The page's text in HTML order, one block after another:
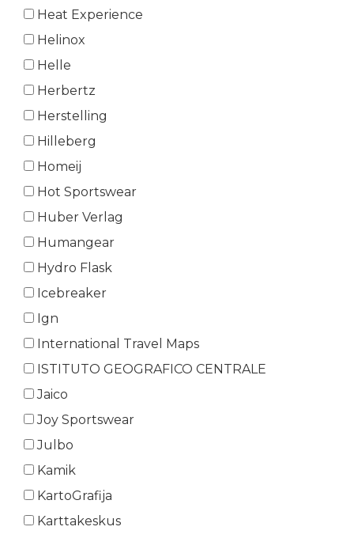
Heat Experience
Helinox
Helle
Herbertz
Herstelling
Hilleberg
Homeij
Hot Sportswear
Huber Verlag
Humangear
Hydro Flask
Icebreaker
Ign
International Travel Maps
ISTITUTO GEOGRAFICO CENTRALE
Jaico
Joy Sportswear
Julbo
Kamik
KartoGrafija
Karttakeskus